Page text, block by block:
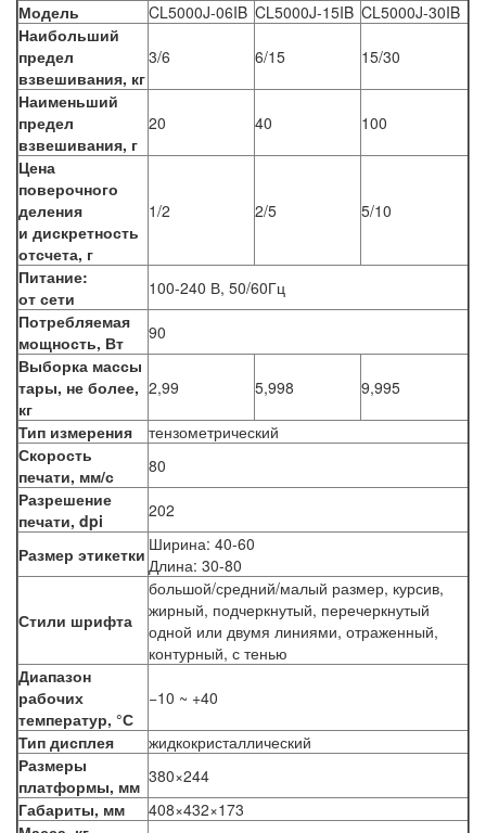
Модель CL5000J-06IB CL5000J-15IB CL5000J-30IB
Наибольший
предел
взвешивания, кг
3/6 6/15 15/30
Наименьший
предел
взвешивания, г
20 40 100
Цена
поверочного
деления
и дискретность
отсчета, г
1/2 2/5 5/10
Питание:
от сети
100-240 В, 50/60Гц
Потребляемая
мощность, Вт
90
Выборка массы
тары, не более,
кг
2,99 5,998 9,995
Тип измерения
тензометрический
Скорость
печати, мм/с
80
Разрешение
печати, dpi
202
Размер этикетки Ширина: 40-60
Длина: 30-80
Стили шрифта
большой/средний/малый размер, курсив,
жирный, подчеркнутый, перечеркнутый
одной или двумя линиями, отраженный,
контурный, с тенью
Диапазон
рабочих
температур, °С
−10 ~ +40
Тип дисплея
жидкокристаллический
Размеры
платформы, мм 380×244
Габариты, мм
408×432×173